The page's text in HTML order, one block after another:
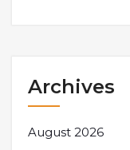
Archives
August 2026